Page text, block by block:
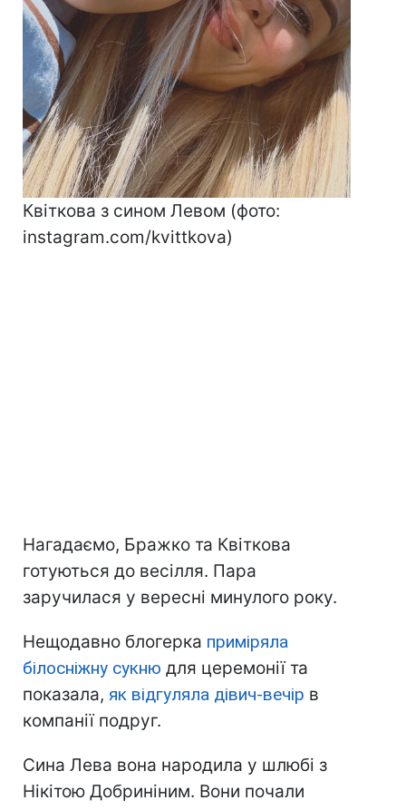
Квіткова з сином Левом (фото:
instagram.com/kvittkova)
Нагадаємо, Бражко та Квіткова
готуються до весілля. Пара
заручилася у вересні минулого року.
Нещодавно блогерка приміряла
білосніжну сукню для церемонії та
показала, як відгуляла дівич-вечір в
компанії подруг.
Сина Лева вона народила у шлюбі з
Нікітою Добриніним. Вони почали